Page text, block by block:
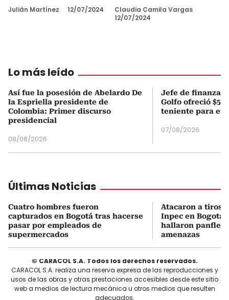
Julián Martínez 12/07/2024
Claudia Camila Vargas
12/07/2024
Lo más leído
Así fue la posesión de Abelardo De
la Espriella presidente de
Colombia: Primer discurso
presidencial
08/08/2026
Jefe de finanzas
Golfo ofreció
teniente para
07/08/2026
Últimas Noticias
Cuatro hombres fueron
capturados en Bogotá tras hacerse
pasar por empleados de
supermercados
Atacaron a tiros
Inpec en
hallaron
amenazas
© CARACOL S.A. Todos los derechos reservados.
CARACOL S.A. realiza una reserva expresa de las reproducciones y
usos de las obras y otras prestaciones accesibles desde este sitio
web a medios de lectura mecánica u otros medios que resulten
adecuados.